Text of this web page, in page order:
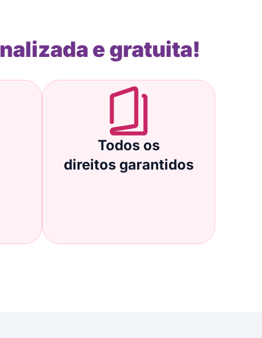
e gratuita!
Todos os
direitos garantidos